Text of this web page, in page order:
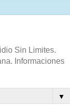
Sin Limites.
Informaciones
▼